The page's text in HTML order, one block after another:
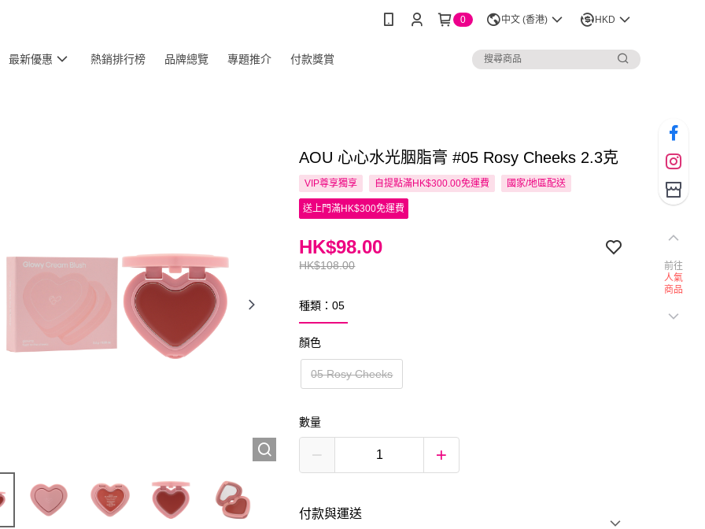
0 中文 (香港) HKD
最新優惠 熱銷排行榜 品牌總覽 專題推介 付款獎賞
AOU 心心水光胭脂膏 #05 Rosy Cheeks 2.3克
VIP尊享獨享 自提點滿HK$300.00免運費 國家/地區配送
送上門滿HK$300免運費
HK$108.00
HK$98.00
種類：05
顏色
05 Rosy Cheeks
數量
付款與運送
前往
人氣
商品